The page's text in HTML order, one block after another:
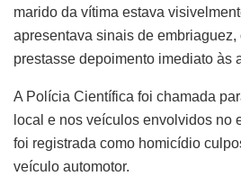
marido da vítima estava
apresentava sinais de
prestasse depoimento imediato às
A Polícia Científica foi chamada
local e nos veículos envolvidos no
foi registrada como homicídio
veículo automotor.